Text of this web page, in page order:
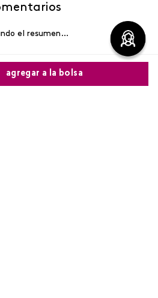
agregar a la bolsa
el resumen…
un comentario.